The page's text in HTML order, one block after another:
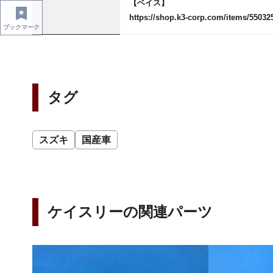
【ベイス】
https://shop.k3-corp.com/items/
タグ
スズキ 国産車
ケイスリーの関連パーツ
ブックマーク